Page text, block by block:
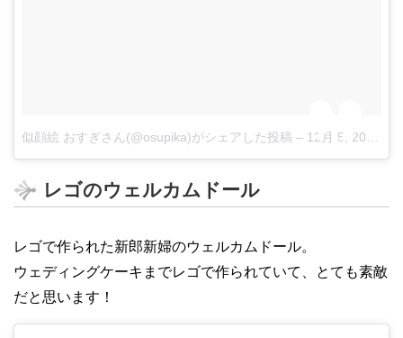
似顔絵 おすぎさん(@osupika)がシェアした投稿 – 12月 5, 2017 at 1:53午前 PST
レゴのウェルカムドール
レゴで作られた新郎新婦のウェルカムドール。
ウェディングケーキまでレゴで作られていて、とても素敵
だと思います！